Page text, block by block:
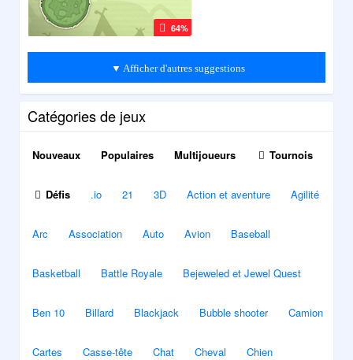
64%
▼ Afficher d'autres suggestions
Catégories de jeux
Nouveaux Populaires Multijoueurs Tournois
Défis .io 21 3D Action et aventure Agilité
Arc Association Auto Avion Baseball
Basketball Battle Royale Bejeweled et Jewel Quest
Ben 10 Billard Blackjack Bubble shooter Camion
Cartes Casse-tête Chat Cheval Chien